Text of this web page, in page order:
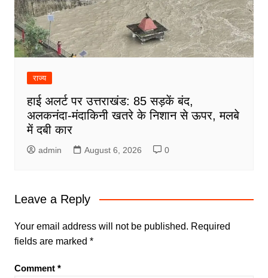
राज्य
हाई अलर्ट पर उत्तराखंड: 85 सड़कें बंद,
अलकनंदा-मंदाकिनी खतरे के निशान से ऊपर, मलबे
में दबी कार
admin August 6, 2026 0
Leave a Reply
Your email address will not be published. Required
fields are marked *
Comment *